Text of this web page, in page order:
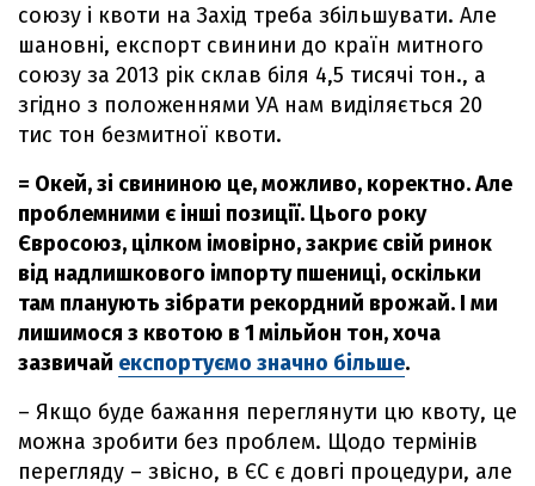
союзу і квоти на Захід треба збільшувати. Але
шановні, експорт свинини до країн митного
союзу за 2013 рік склав біля 4,5 тисячі тон., а
згідно з положеннями УА нам виділяється 20
тис тон безмитної квоти.
= Окей, зі свининою це, можливо, коректно. Але
проблемними є інші позиції. Цього року
Євросоюз, цілком імовірно, закриє свій ринок
від надлишкового імпорту пшениці, оскільки
там планують зібрати рекордний врожай. І ми
лишимося з квотою в 1 мільйон тон, хоча
зазвичай експортуємо значно більше.
– Якщо буде бажання переглянути цю квоту, це
можна зробити без проблем. Щодо термінів
перегляду – звісно, в ЄС є довгі процедури, але